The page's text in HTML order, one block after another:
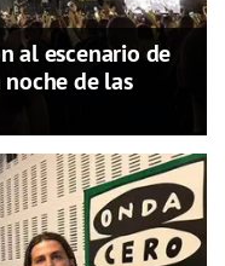
al escenario de
de las